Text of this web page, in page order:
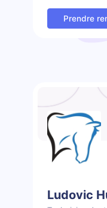
Prendre
Ludovic